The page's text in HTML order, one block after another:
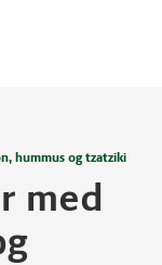
hummus og tzatziki
med